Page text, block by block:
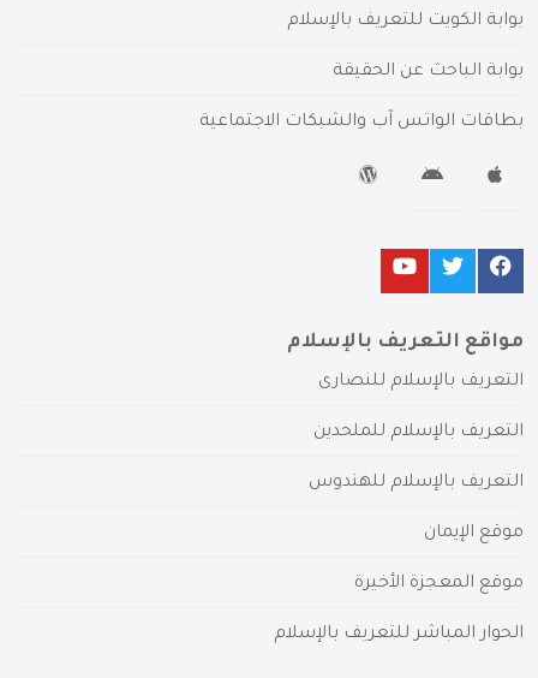
بوابة الكويت للتعريف بالإسلام
بوابة الباحث عن الحقيقة
بطاقات الواتس آب والشبكات الاجتماعية
مواقع التعريف بالإسلام
التعريف بالإسلام للنصارى
التعريف بالإسلام للملحدين
التعريف بالإسلام للهندوس
موقع الإيمان
موقع المعجزة الأخيرة
الحوار المباشر للتعريف بالإسلام